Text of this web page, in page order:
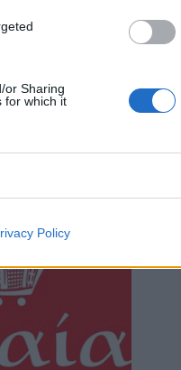
or Sharing
for which it
Policy